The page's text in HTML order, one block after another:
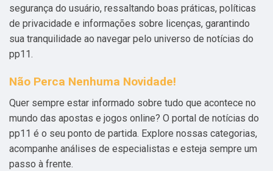
segurança do usuário, ressaltando boas práticas, políticas
de privacidade e informações sobre licenças, garantindo
sua tranquilidade ao navegar pelo universo de notícias do
pp11.
Não Perca Nenhuma Novidade!
Quer sempre estar informado sobre tudo que acontece no
mundo das apostas e jogos online? O portal de notícias do
pp11 é o seu ponto de partida. Explore nossas categorias,
acompanhe análises de especialistas e esteja sempre um
passo à frente.